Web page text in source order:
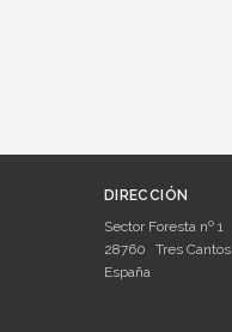
DIRECCIÓN
Sector Foresta nº 1
28760
Tres Cantos
España